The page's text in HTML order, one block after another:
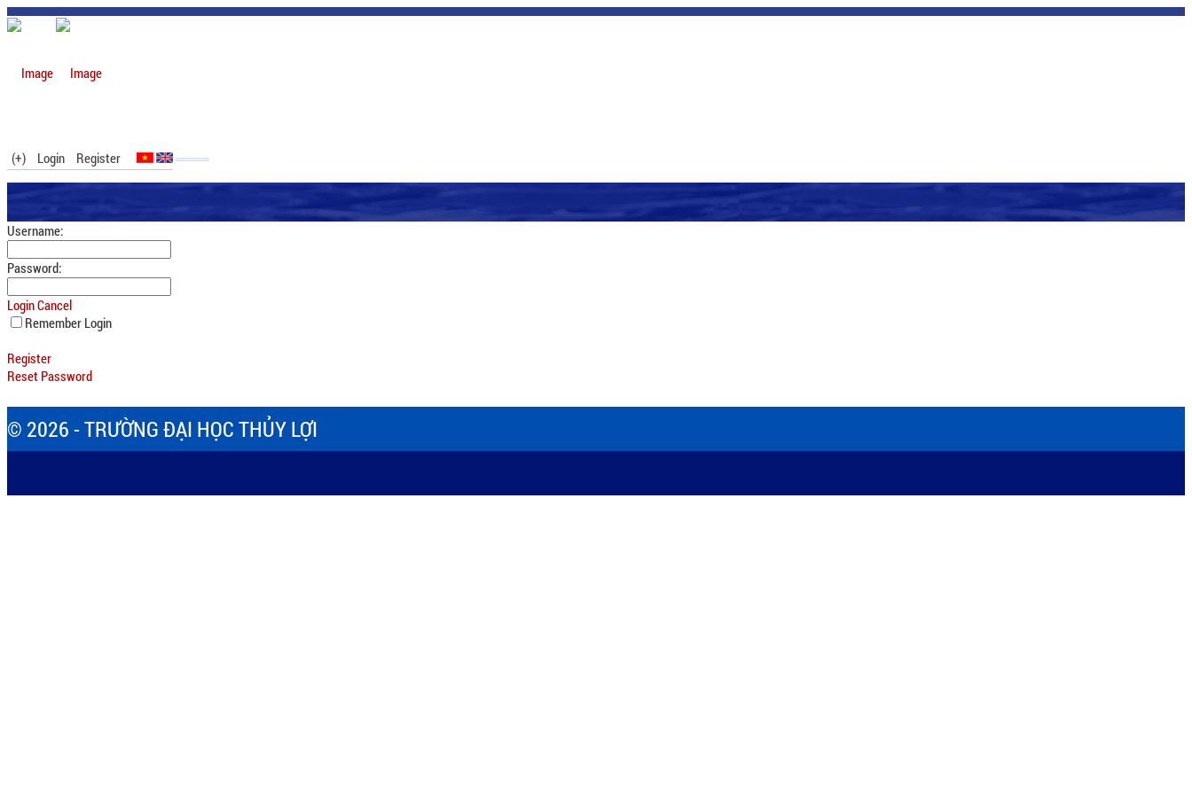
(+) Login Register
Username:
Password:
LoginCancel
Remember Login
Register
Reset Password
© 2026 - TRƯỜNG ĐẠI HỌC THỦY LỢI